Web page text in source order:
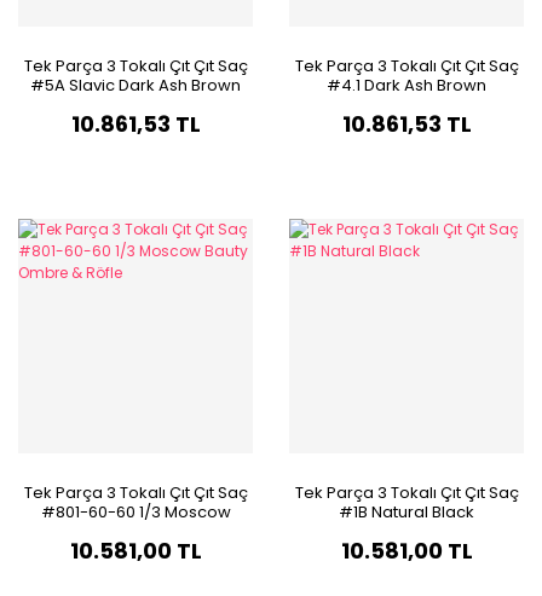
Tek Parça 3 Tokalı Çıt Çıt Saç
#5A Slavic Dark Ash Brown
10.861,53 TL
Tek Parça 3 Tokalı Çıt Çıt Saç
#4.1 Dark Ash Brown
10.861,53 TL
Tek Parça 3 Tokalı Çıt Çıt Saç
#801-60-60 1/3 Moscow
10.581,00 TL
Tek Parça 3 Tokalı Çıt Çıt Saç
#1B Natural Black
10.581,00 TL